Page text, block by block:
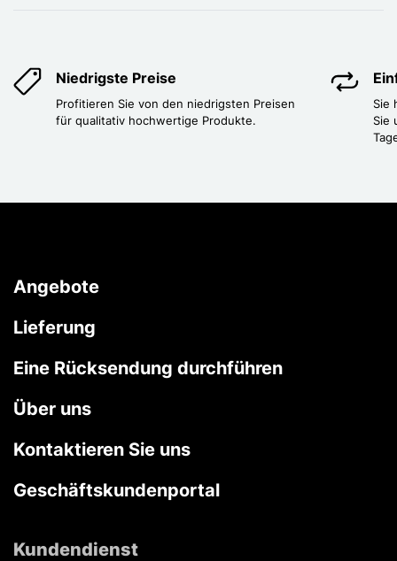
Niedrigste Preise
Profitieren Sie von den niedrigsten Preisen
für qualitativ hochwertige Produkte.
Sie
Sie
Angebote
Lieferung
Eine Rücksendung durchführen
Über uns
Kontaktieren Sie uns
Geschäftskundenportal
Kundendienst